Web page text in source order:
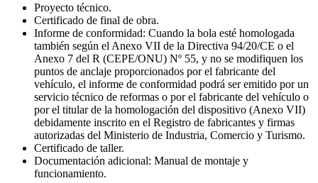
Proyecto técnico.
Certificado de final de obra.
Informe de conformidad: Cuando la bola esté homologada
también según el Anexo VII de la Directiva 94/20/CE o el
Anexo 7 del R (CEPE/ONU) Nº 55, y no se modifiquen los
puntos de anclaje proporcionados por el fabricante del
vehículo, el informe de conformidad podrá ser emitido por un
servicio técnico de reformas o por el fabricante del vehículo o
por el titular de la homologación del dispositivo (Anexo VII)
debidamente inscrito en el Registro de fabricantes y firmas
autorizadas del Ministerio de Industria, Comercio y Turismo.
Certificado de taller.
Documentación adicional: Manual de montaje y
funcionamiento.